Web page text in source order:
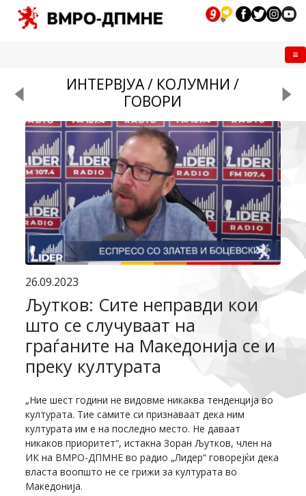
ИНТЕРВЈУА / КОЛУМНИ /
ГОВОРИ
26.09.2023
Љутков: Сите неправди кои
што се случуваат на
граѓаните на Македонија се и
преку културата
„Ние шест години не видовме никаква тенденција во
културата. Тие самите си признаваат дека ним
културата им е на последно место. Не даваат
никаков приоритет“, истакна Зоран Љутков, член на
ИК на ВМРО-ДПМНЕ во радио „Лидер“ говорејќи дека
власта воопшто не се грижи за културата во
Македонија.